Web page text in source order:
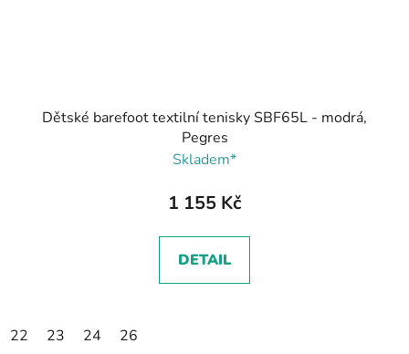
Dětské barefoot textilní tenisky SBF65L - modrá,
Pegres
Skladem*
1 155 Kč
DETAIL
22 23 24 26